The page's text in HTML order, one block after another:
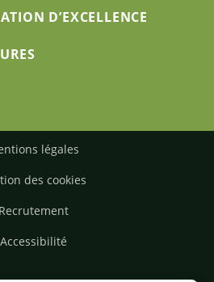
D’EXCELLENCE
légales
des cookies
Recrutement
Accessibilité